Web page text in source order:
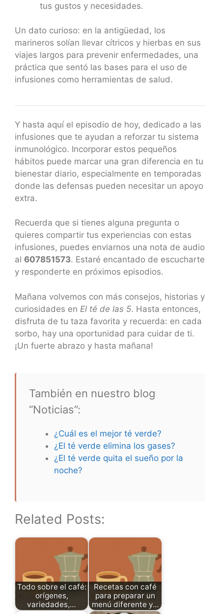
tus gustos y necesidades.
Un dato curioso: en la antigüedad, los
marineros solían llevar cítricos y hierbas en sus
viajes largos para prevenir enfermedades, una
práctica que sentó las bases para el uso de
infusiones como herramientas de salud.
Y hasta aquí el episodio de hoy, dedicado a las
infusiones que te ayudan a reforzar tu sistema
inmunológico. Incorporar estos pequeños
hábitos puede marcar una gran diferencia en tu
bienestar diario, especialmente en temporadas
donde las defensas pueden necesitar un apoyo
extra.
Recuerda que si tienes alguna pregunta o
quieres compartir tus experiencias con estas
infusiones, puedes enviarnos una nota de audio
al 607851573. Estaré encantado de escucharte
y responderte en próximos episodios.
Mañana volvemos con más consejos, historias y
curiosidades en El té de las 5. Hasta entonces,
disfruta de tu taza favorita y recuerda: en cada
sorbo, hay una oportunidad para cuidar de ti.
¡Un fuerte abrazo y hasta mañana!
También en nuestro blog
“Noticias”:
¿Cuál es el mejor té verde?
¿El té verde elimina los gases?
¿El té verde quita el sueño por la
noche?
Related Posts:
Todo sobre el café:
orígenes,
variedades,…
Recetas con café
para preparar un
menú diferente y…